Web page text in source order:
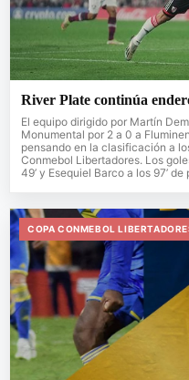
River Plate continúa
El equipo dirigido por Martín
Monumental por 2 a 0 a
pensando en la clasificación a
Conmebol Libertadores. Los
49’ y Esequiel Barco a los 97’ de
COPA CONMEBOL